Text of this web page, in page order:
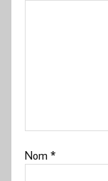
Nom*